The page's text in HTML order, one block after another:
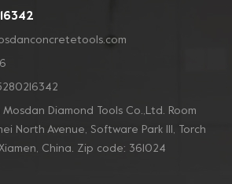
Diamond Tools Co.,Ltd. Room
North Avenue, Software Park Ill, Torch
China. Zip code: 361024